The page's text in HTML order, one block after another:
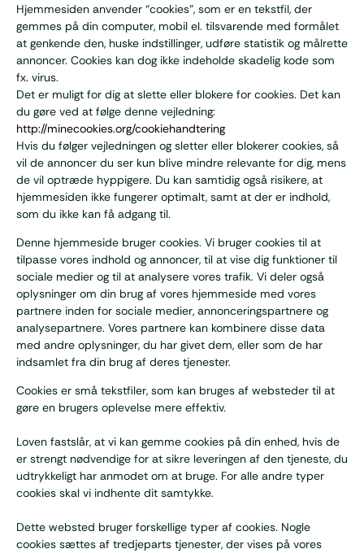
Hjemmesiden anvender “cookies”, som er en tekstfil, der
gemmes på din computer, mobil el. tilsvarende med formålet
at genkende den, huske indstillinger, udføre statistik og målrette
annoncer. Cookies kan dog ikke indeholde skadelig kode som
fx. virus.
Det er muligt for dig at slette eller blokere for cookies. Det kan
du gøre ved at følge denne vejledning:
http://minecookies.org/cookiehandtering
Hvis du følger vejledningen og sletter eller blokerer cookies, så
vil de annoncer du ser kun blive mindre relevante for dig, mens
de vil optræde hyppigere. Du kan samtidig også risikere, at
hjemmesiden ikke fungerer optimalt, samt at der er indhold,
som du ikke kan få adgang til.
Denne hjemmeside bruger cookies. Vi bruger cookies til at
tilpasse vores indhold og annoncer, til at vise dig funktioner til
sociale medier og til at analysere vores trafik. Vi deler også
oplysninger om din brug af vores hjemmeside med vores
partnere inden for sociale medier, annonceringspartnere og
analysepartnere. Vores partnere kan kombinere disse data
med andre oplysninger, du har givet dem, eller som de har
indsamlet fra din brug af deres tjenester.
Cookies er små tekstfiler, som kan bruges af websteder til at
gøre en brugers oplevelse mere effektiv.
Loven fastslår, at vi kan gemme cookies på din enhed, hvis de
er strengt nødvendige for at sikre leveringen af den tjeneste, du
udtrykkeligt har anmodet om at bruge. For alle andre typer
cookies skal vi indhente dit samtykke.
Dette websted bruger forskellige typer af cookies. Nogle
cookies sættes af tredjeparts tjenester, der vises på vores